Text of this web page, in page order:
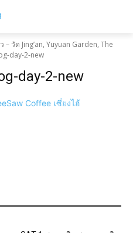
– วัด Jing’an, Yuyuan Garden, The
day-2-new
day-2-new